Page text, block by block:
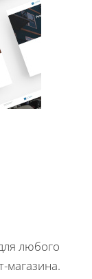
любого
магазина.